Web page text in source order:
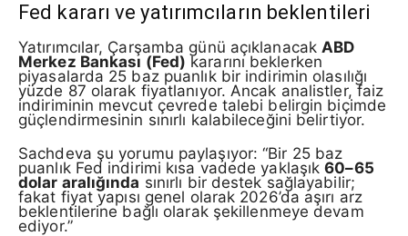
Fed kararı ve yatırımcıların beklentileri
Yatırımcılar, Çarşamba günü açıklanacak ABD
Merkez Bankası (Fed) kararını beklerken
piyasalarda 25 baz puanlık bir indirimin olasılığı
yüzde 87 olarak fiyatlanıyor. Ancak analistler, faiz
indiriminin mevcut çevrede talebi belirgin biçimde
güçlendirmesinin sınırlı kalabileceğini belirtiyor.
Sachdeva şu yorumu paylaşıyor: “Bir 25 baz
puanlık Fed indirimi kısa vadede yaklaşık60–65
dolar aralığında sınırlı bir destek sağlayabilir;
fakat fiyat yapısı genel olarak 2026’da aşırı arz
beklentilerine bağlı olarak şekillenmeye devam
ediyor.”